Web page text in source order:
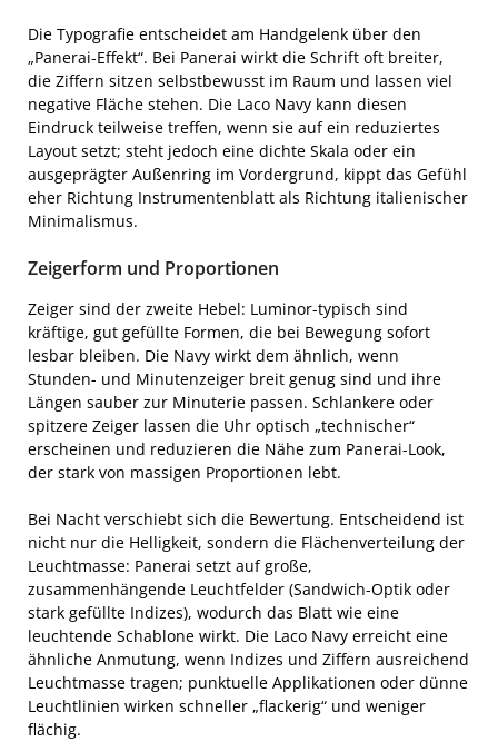
Die Typografie entscheidet am Handgelenk über den
„Panerai‑Effekt“. Bei Panerai wirkt die Schrift oft breiter,
die Ziffern sitzen selbstbewusst im Raum und lassen viel
negative Fläche stehen. Die Laco Navy kann diesen
Eindruck teilweise treffen, wenn sie auf ein reduziertes
Layout setzt; steht jedoch eine dichte Skala oder ein
ausgeprägter Außenring im Vordergrund, kippt das Gefühl
eher Richtung Instrumentenblatt als Richtung italienischer
Minimalismus.
Zeigerform und Proportionen
Zeiger sind der zweite Hebel: Luminor-typisch sind
kräftige, gut gefüllte Formen, die bei Bewegung sofort
lesbar bleiben. Die Navy wirkt dem ähnlich, wenn
Stunden- und Minutenzeiger breit genug sind und ihre
Längen sauber zur Minuterie passen. Schlankere oder
spitzere Zeiger lassen die Uhr optisch „technischer“
erscheinen und reduzieren die Nähe zum Panerai-Look,
der stark von massigen Proportionen lebt.
Bei Nacht verschiebt sich die Bewertung. Entscheidend ist
nicht nur die Helligkeit, sondern die Flächenverteilung der
Leuchtmasse: Panerai setzt auf große,
zusammenhängende Leuchtfelder (Sandwich-Optik oder
stark gefüllte Indizes), wodurch das Blatt wie eine
leuchtende Schablone wirkt. Die Laco Navy erreicht eine
ähnliche Anmutung, wenn Indizes und Ziffern ausreichend
Leuchtmasse tragen; punktuelle Applikationen oder dünne
Leuchtlinien wirken schneller „flackerig“ und weniger
flächig.